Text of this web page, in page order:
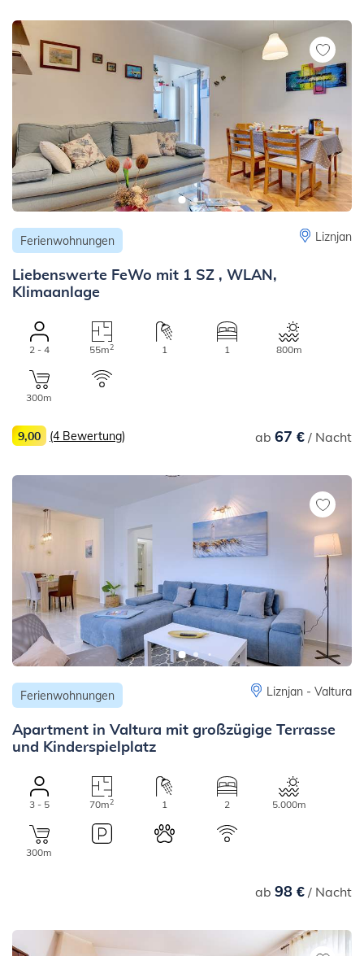
Ferienwohnungen Liznjan
Liebenswerte FeWo mit 1 SZ , WLAN,
Klimaanlage
2 - 4 55m2 1 1 800m
300m
ab 67 €/ Nacht
9,00 (4 Bewertung)
Ferienwohnungen Liznjan - Valtura
Apartment in Valtura mit großzügige Terrasse
und Kinderspielplatz
3 - 5 70m2 1 2 5.000m
300m
ab 98 €/ Nacht